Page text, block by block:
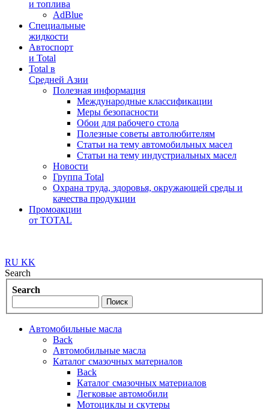
и топлива
AdBlue
Специальные
жидкости
Автоспорт
и Total
Total в
Средней Азии
Полезная информация
Международные классификации
Меры безопасности
Обои для рабочего стола
Полезные советы автолюбителям
Статьи на тему автомобильных масел
Статьи на тему индустриальных масел
Новости
Группа Total
Охрана труда, здоровья, окружающей среды и
качества продукции
Промоакции
от TOTAL
RU KK
Search
Search
Автомобильные масла
Back
Автомобильные масла
Каталог смазочных материалов
Back
Каталог смазочных материалов
Легковые автомобили
Мотоциклы и скутеры